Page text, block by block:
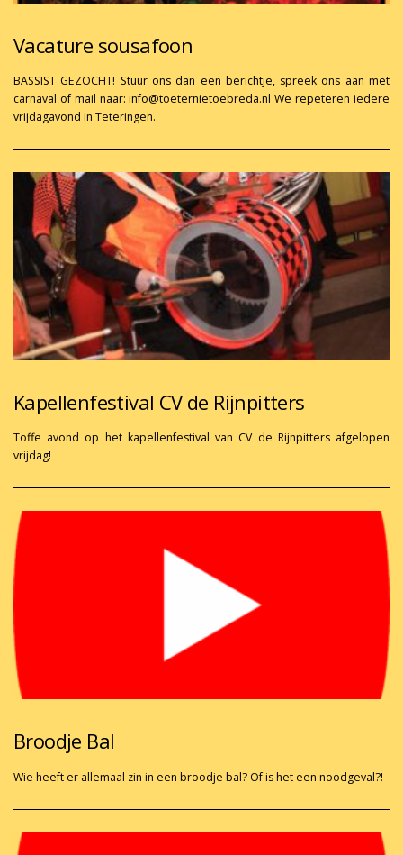
Vacature sousafoon
BASSIST GEZOCHT! Stuur ons dan een berichtje, spreek ons aan met
carnaval of mail naar: info@toeternietoebreda.nl We repeteren iedere
vrijdagavond in Teteringen.
Kapellenfestival CV de Rijnpitters
Toffe avond op het kapellenfestival van CV de Rijnpitters afgelopen
vrijdag!
Broodje Bal
Wie heeft er allemaal zin in een broodje bal? Of is het een noodgeval?!